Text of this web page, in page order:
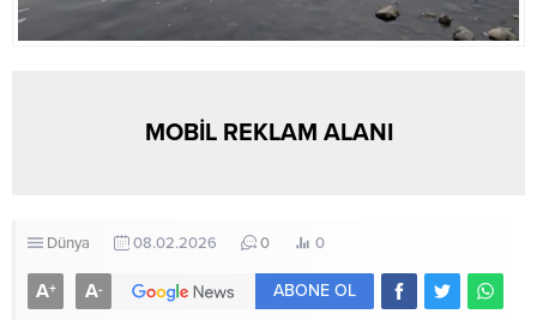
MOBİL REKLAM ALANI
Dünya 08.02.2026 0 0
A+ A- ABONE OL